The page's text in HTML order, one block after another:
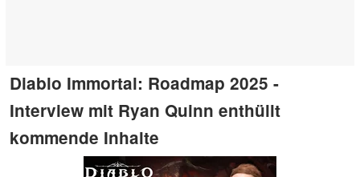
Diablo Immortal: Roadmap 2025 -
Interview mit Ryan Quinn enthüllt
kommende Inhalte